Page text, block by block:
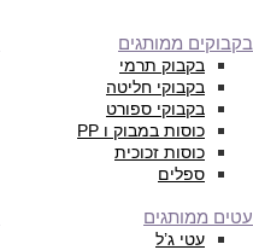
בקבוקים ממותגים
בקבוק תרמי
בקבוקי חליטה
בקבוקי ספורט
כוסות במבוק ו PP
כוסות זכוכית
ספלים
עטים ממותגים
עטי ג’ל